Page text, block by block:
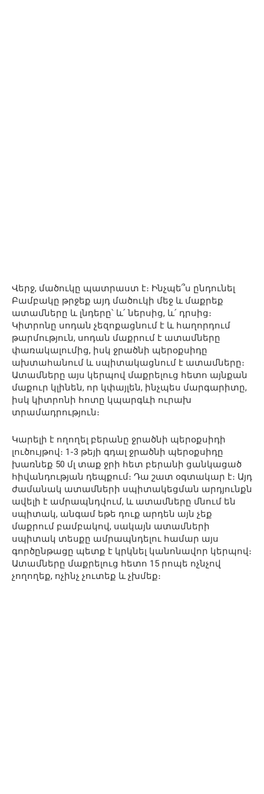
Վերջ, մածուկը պատրաստ է։ Ինչպե՞ս ընդունել
Բամբակը թրջեք այդ մածուկի մեջ և մաքրեք
ատամները և լնդերը՝ և՛ ներսից, և՛ դրսից։
Կիտրոնը սոդան չեզոքացնում է և հաղորդում
թարմություն, սոդան մաքրում է ատամները
փառակալումից, իսկ ջրածնի պերօքսիդը
ախտահանում և սպիտակացնում է ատամները։
Ատամները այս կերպով մաքրելուց հետո այնքան
մաքուր կլինեն, որ կփայլեն, ինչպես մարգարիտը,
իսկ կիտրոնի հոտը կպարգևի ուրախ
տրամադրություն։
Կարելի է ողողել բերանը ջրածնի պերօքսիդի
լուծույթով։ 1-3 թեյի գդալ ջրածնի պերօքսիդը
խառնեք 50 մլ տաք ջրի հետ բերանի ցանկացած
հիվանդության դեպքում։ Դա շատ օգտակար է։ Այդ
ժամանակ ատամների սպիտակեցման արդյունքն
ավելի է ամրապնդվում, և ատամները մնում են
սպիտակ, անգամ եթե դուք արդեն այն չեք
մաքրում բամբակով, սակայն ատամների
սպիտակ տեսքը ամրապնդելու համար այս
գործընթացը պետք է կրկնել կանոնավոր կերպով։
Ատամները մաքրելուց հետո 15 րոպե ոչնչով
չողողեք, ոչինչ չուտեք և չխմեք։